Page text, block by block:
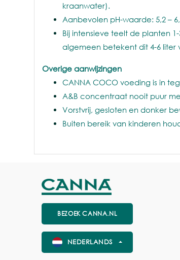
kraanwater).
Aanbevolen pH-waarde: 5,2 –
Bij intensieve teelt de planten
algemeen betekent dit 4-6 liter
Overige aanwijzingen
CANNA COCO voeding is in
A&B concentraat nooit puur
Vorstvrij, gesloten en donker
Buiten bereik van kinderen
BEZOEK CANNA.NL
NEDERLANDS